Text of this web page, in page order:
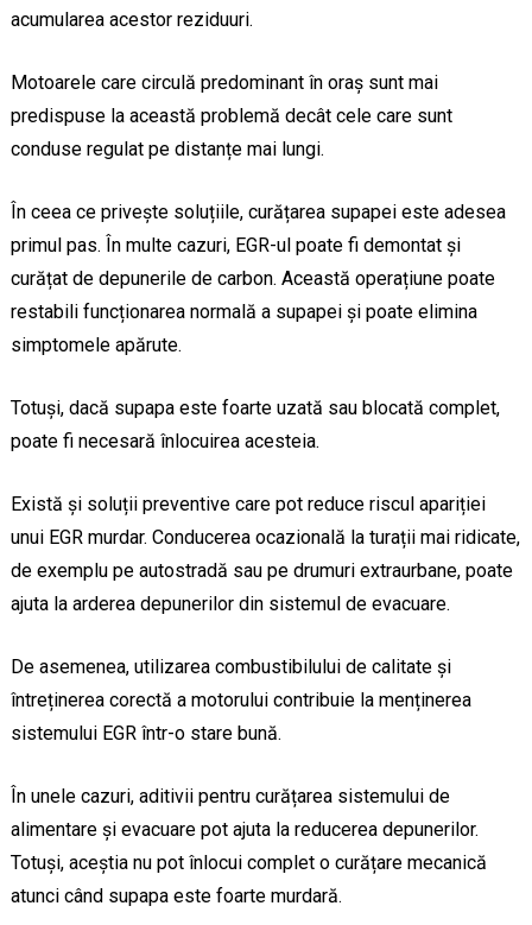
acumularea acestor reziduuri.
Motoarele care circulă predominant în oraș sunt mai
predispuse la această problemă decât cele care sunt
conduse regulat pe distanțe mai lungi.
În ceea ce privește soluțiile, curățarea supapei este adesea
primul pas. În multe cazuri, EGR-ul poate fi demontat și
curățat de depunerile de carbon. Această operațiune poate
restabili funcționarea normală a supapei și poate elimina
simptomele apărute.
Totuși, dacă supapa este foarte uzată sau blocată complet,
poate fi necesară înlocuirea acesteia.
Există și soluții preventive care pot reduce riscul apariției
unui EGR murdar. Conducerea ocazională la turații mai ridicate,
de exemplu pe autostradă sau pe drumuri extraurbane, poate
ajuta la arderea depunerilor din sistemul de evacuare.
De asemenea, utilizarea combustibilului de calitate și
întreținerea corectă a motorului contribuie la menținerea
sistemului EGR într-o stare bună.
În unele cazuri, aditivii pentru curățarea sistemului de
alimentare și evacuare pot ajuta la reducerea depunerilor.
Totuși, aceștia nu pot înlocui complet o curățare mecanică
atunci când supapa este foarte murdară.